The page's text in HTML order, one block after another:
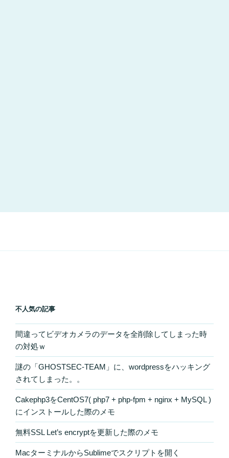
不人気の記事
間違ってビデオカメラのデータを全削除してしまった時
の対処ｗ
謎の「GHOSTSEC-TEAM」に、wordpressをハッキング
されてしまった。。
Cakephp3をCentOS7( php7 + php-fpm + nginx + MySQL )
にインストールした際のメモ
無料SSL Let’s encryptを更新した際のメモ
MacターミナルからSublimeでスクリプトを開く